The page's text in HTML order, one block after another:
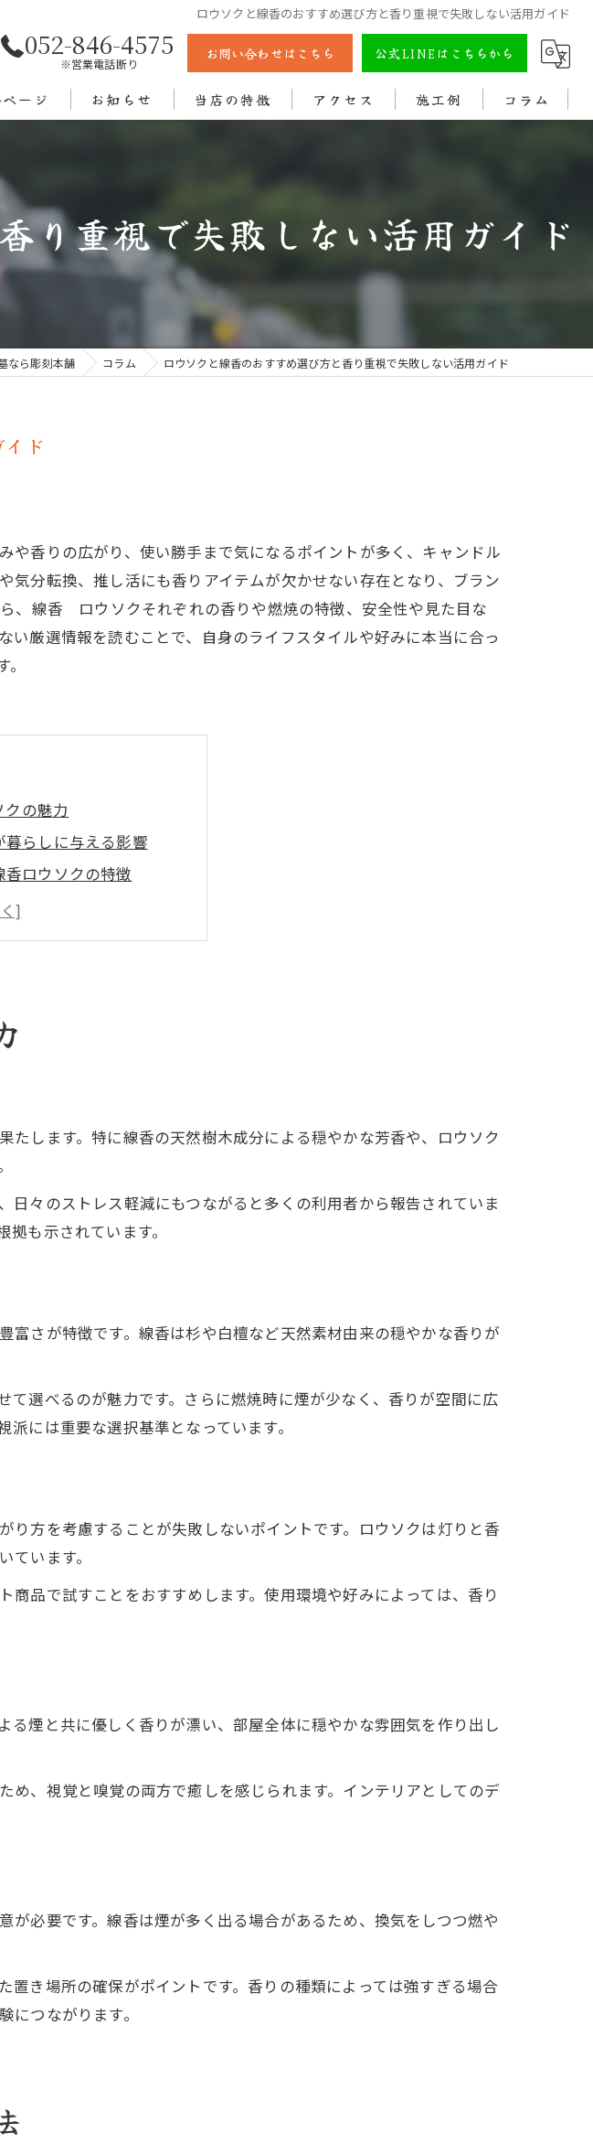
ロウソクと線香のおすすめ選び方と香り重視で失敗しない活用ガイド
052-846-4575
※営業電話断り
お問い合わせはこちら 公式LINEはこちらから
ージ お知らせ 当店の特徴
法名
色入れ
アクセス 施工例 コラム
り重視で失敗しない活用ガイド
なら彫刻本舗 コラム ロウソクと線香のおすすめ選び方と香り重視で失敗しない活用ガイド
ド
香りの広がり、使い勝手まで気になるポイントが多く、キャンドル
分転換、推し活にも香りアイテムが欠かせない存在となり、ブラン
、線香 ロウソクそれぞれの香りや燃焼の特徴、安全性や見た目な
厳選情報を読むことで、自身のライフスタイルや好みに本当に合っ
の魅力
らしに与える影響
ロウソクの特徴
で失敗しない選び方
ソクの魅力解説
リラックス空間作り
香りの空間演出
を癒すおすすめ方法
目線で解説
分けのポイント
デメリット解説
ロウソクの魅力
イテムの選び方
れな香り空間の作り方
香ロウソク活用術
つろぎの時間
間を演出する方法
方と選び方の秘訣
びのチェックリスト
します。特に線香の天然樹木成分による穏やかな芳香や、ロウソク
々のストレス軽減にもつながると多くの利用者から報告されていま
も示されています。
さが特徴です。線香は杉や白檀など天然素材由来の穏やかな香りが
選べるのが魅力です。さらに燃焼時に煙が少なく、香りが空間に広
には重要な選択基準となっています。
方を考慮することが失敗しないポイントです。ロウソクは灯りと香
います。
品で試すことをおすすめします。使用環境や好みによっては、香り
煙と共に優しく香りが漂い、部屋全体に穏やかな雰囲気を作り出し
、視覚と嗅覚の両方で癒しを感じられます。インテリアとしてのデ
必要です。線香は煙が多く出る場合があるため、換気をしつつ燃や
き場所の確保がポイントです。香りの種類によっては強すぎる場合
つながります。